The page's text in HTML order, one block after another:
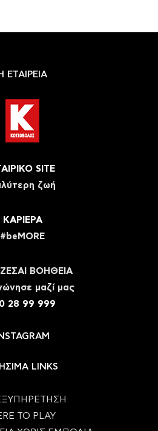
ΕΤΑΙΡΕΙΑ
SITE
ζωή
ΚΑΡΙΕΡΑ
#beMORE
ΒΟΗΘΕΙΑ
μαζί μας
28 99 999
LINKS
TO PLAY